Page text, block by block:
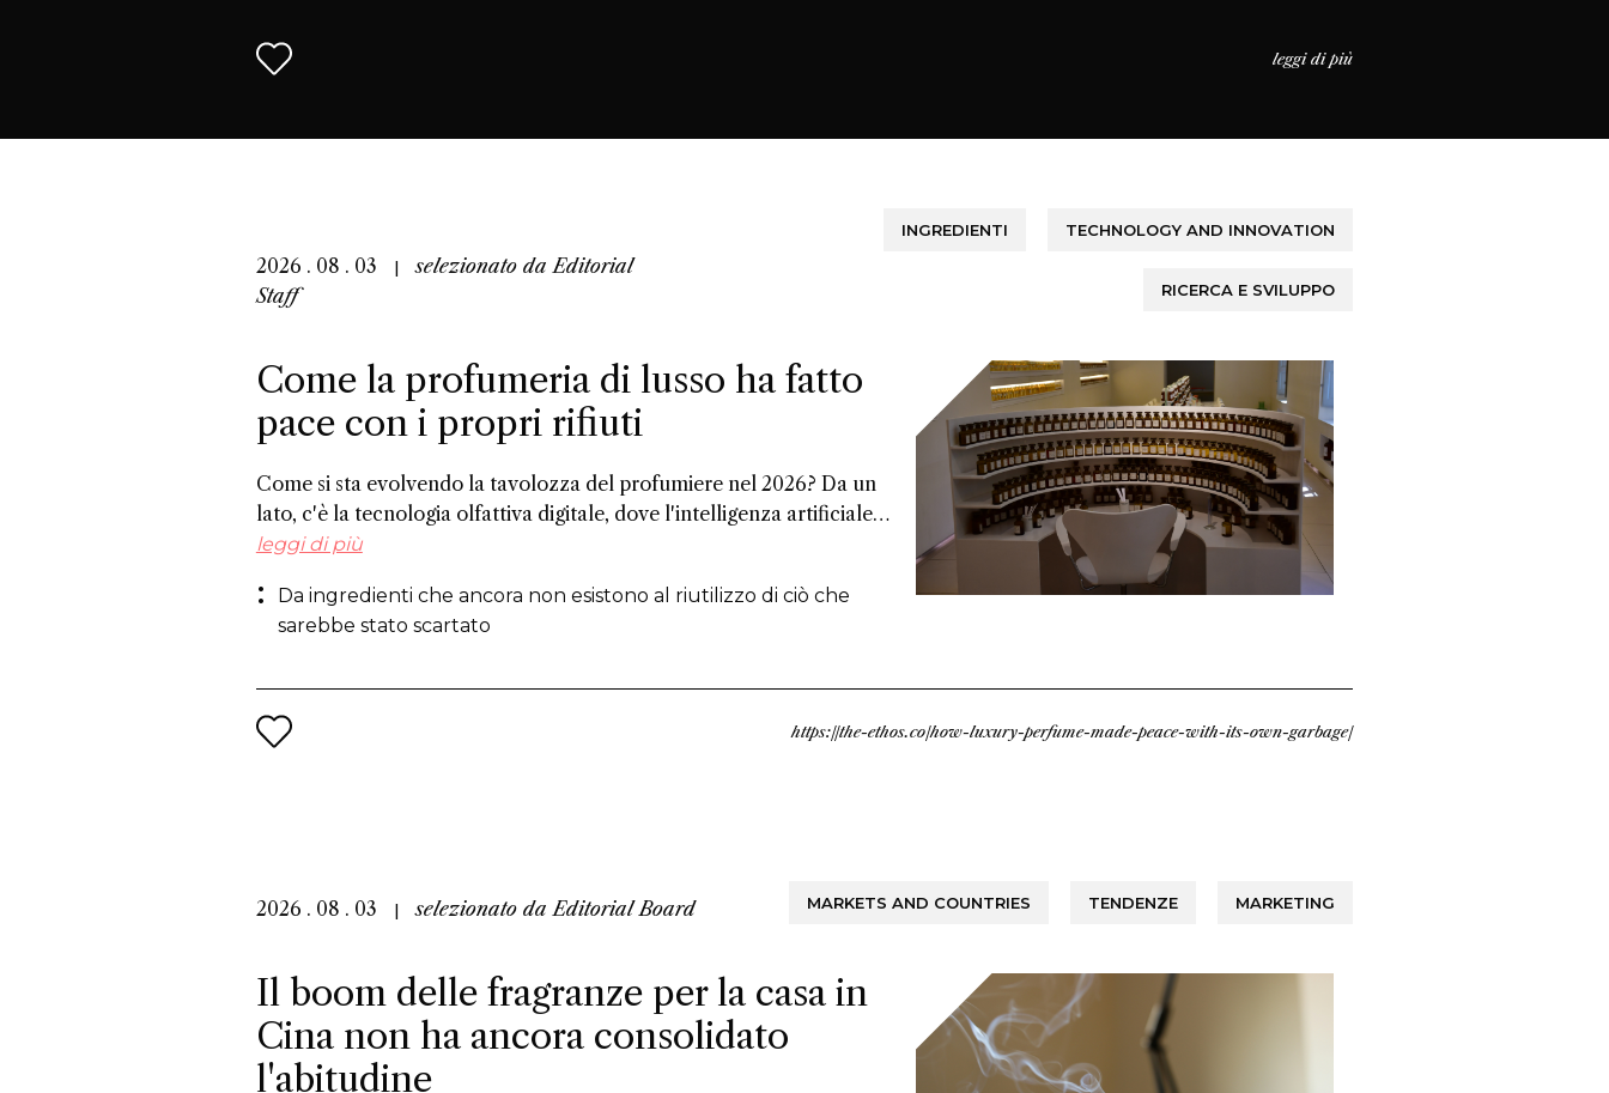
leggi di più
2026 . 08 . 03 selezionato daEditorial
Staff
INGREDIENTI TECHNOLOGY AND INNOVATION
RICERCA E SVILUPPO
Come la profumeria di lusso ha fatto
pace con i propri rifiuti
Come si sta evolvendo la tavolozza del profumiere nel 2026? Da un
lato, c'è la tecnologia olfattiva digitale, dove l'intelligenza artificiale
identifica le molecole potenziali, e dall'altro ci sono ingredienti
metodi giungono allo stesso risultato: un approccio più sostenibile
alla creazione di fragranze.
leggi di più
Da ingredienti che ancora non esistono al riutilizzo di ciò che
sarebbe stato scartato
https://the-ethos.co/how-luxury-perfume-made-peace-with-its-own-garbage/
2026 . 08 . 03 selezionato daEditorial Board MARKETS AND COUNTRIES TENDENZE MARKETING
Il boom delle fragranze per la casa in
Cina non ha ancora consolidato
l'abitudine